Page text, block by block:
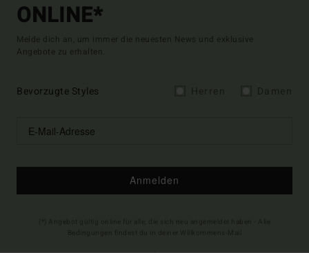
ONLINE*
Melde dich an, um immer die neuesten News und exklusive
Angebote zu erhalten.
Bevorzugte Styles
Anmelden